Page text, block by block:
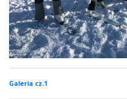
Galeria
Harmonogram pracy szkoły
Konkurs klas
Konkurs "Złota Żaba"
Kontakty zagraniczne
Newsy
Galeria cz.1